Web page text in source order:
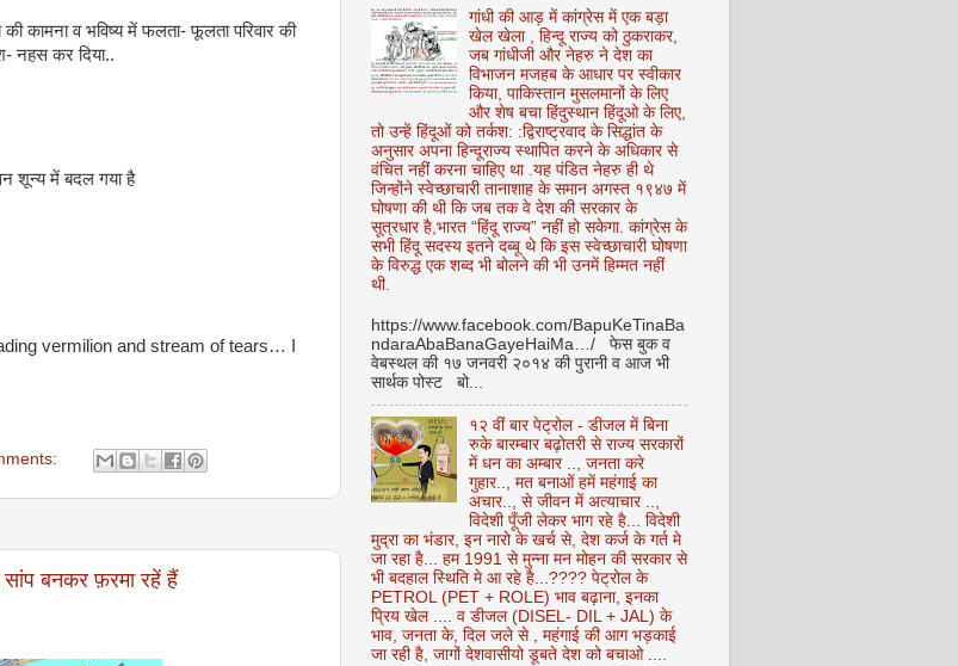
कामना व भविष्य में फलता- फूलता परिवार की
नहस कर दिया..
शून्य में बदल गया है
vermilion and stream of tears… I
सांप बनकर फ़रमा रहें हैं
गांधी की आड़ में कांग्रेस में एक बड़ा
खेल खेला , हिन्दू राज्य को ठुकराकर,
जब गांधीजी और नेहरु ने देश का
विभाजन मजहब के आधार पर स्वीकार
किया, पाकिस्तान मुसलमानों के लिए
और शेष बचा हिंदुस्थान हिंदूओ के लिए,
तो उन्हें हिंदूओं को तर्कश: :द्विराष्ट्रवाद के सिद्धांत के
अनुसार अपना हिन्दूराज्य स्थापित करने के अधिकार से
वंचित नहीं करना चाहिए था .यह पंडित नेहरु ही थे
जिन्होंने स्वेच्छाचारी तानाशाह के समान अगस्त १९४७ में
घोषणा की थी कि जब तक वे देश की सरकार के
सूत्रधार है,भारत “हिंदू राज्य” नहीं हो सकेगा. कांग्रेस के
सभी हिंदू सदस्य इतने दब्बू थे कि इस स्वेच्छाचारी घोषणा
के विरुद्ध एक शब्द भी बोलने की भी उनमें हिम्मत नहीं
थी.
https://www.facebook.com/BapuKeTinaBa
ndaraAbaBanaGayeHaiMa…/ फेस बुक व
वेबस्थल की १७ जनवरी २०१४ की पुरानी व आज भी
सार्थक पोस्ट बो...
१२ वीं बार पेट्रोल - डीजल में बिना
रुके बारम्बार बढ़ोतरी से राज्य सरकारों
में धन का अम्बार .., जनता करे
गुहार.., मत बनाओं हमें महंगाई का
अचार.., से जीवन में अत्याचार ..,
विदेशी पूँजी लेकर भाग रहे है... विदेशी
मुद्रा का भंडार, इन नारो के खर्च से, देश कर्ज के गर्त मे
जा रहा है... हम 1991 से मुन्ना मन मोहन की सरकार से
भी बदहाल स्थिति मे आ रहे है...???? पेट्रोल के
PETROL (PET + ROLE) भाव बढ़ाना, इनका
प्रिय खेल .... व डीजल (DISEL- DIL + JAL) के
भाव, जनता के, दिल जले से , महंगाई की आग भड़काई
जा रही है, जागों देशवासीयो डूबते देश को बचाओ ....